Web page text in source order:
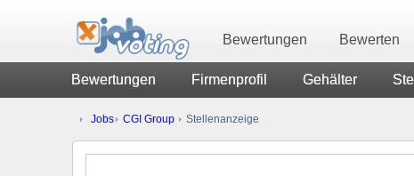
Bewertungen Bewerten
Bewertungen Firmenprofil Gehälter
Jobs CGI Group Stellenanzeige